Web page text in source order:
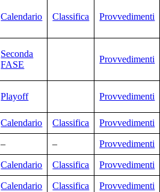
Calendario Classifica Provvedimenti
Seconda
FASE
Provvedimenti
Playoff Provvedimenti
Calendario Classifica Provvedimenti
– – Provvedimenti
Calendario Classifica Provvedimenti
Calendario Classifica Provvedimenti